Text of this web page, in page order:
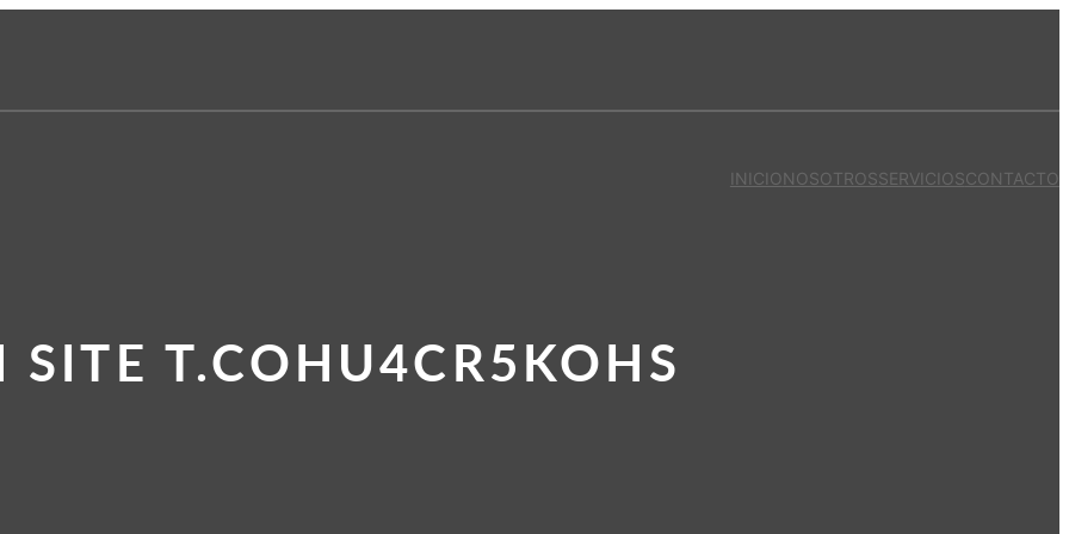
INICIONOSOTROSSERVICIOSCONTACTO
SITE T.COHU4CR5KOHS